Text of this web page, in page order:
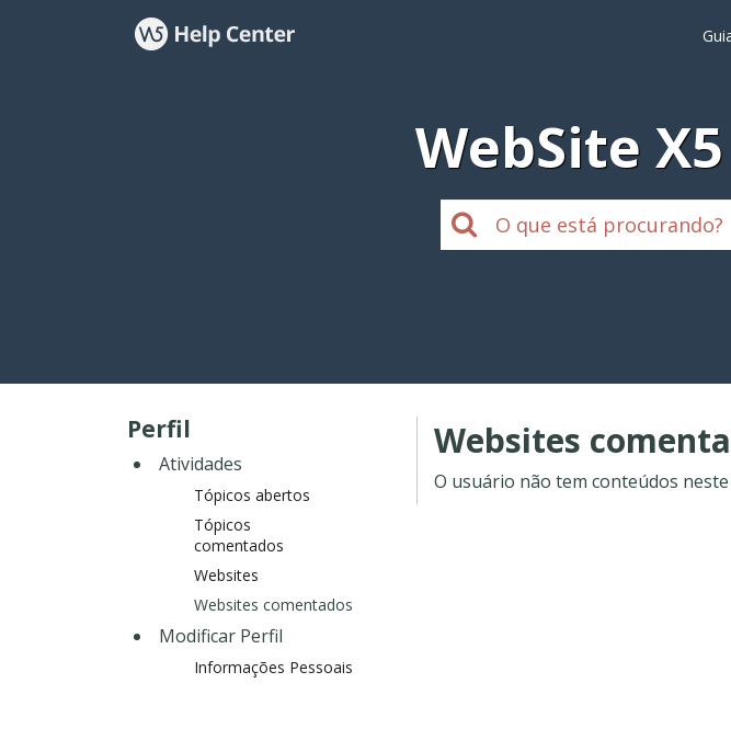
WebSite X5
Perfil
Atividades
Tópicos abertos
Tópicos
comentados
Websites
Websites comentados
Modificar Perfil
Informações Pessoais
Websites
O usuário não tem conteúdos